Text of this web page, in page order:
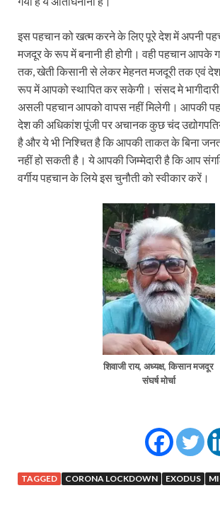
इस पहचान को खत्म करने के लिए पूरे देश में अपनी
मजदूर के रूप में बनानी ही होगी। वही पहचान आपके
तक, खेती किसानी से लेकर मेहनत मजदूरी तक एवं देश
रूप में आपको स्थापित कर सकेगी। संसद मे
असली पहचान आपको वापस नहीं मिलेगी। आपकी
देश की अधिकांश पूंजी पर अचानक कुछ चंद
है और ये भी निश्चित है कि आपकी ताकत के बिना
नहीं हो सकती है। ये आपकी जिम्मेदारी है कि आप
वर्गीय पहचान के लिये इस चुनौती को स्वीकार करें।
शिवाजी राय, अध्यक्ष, किसान मजदूर
संघर्ष मोर्चा
TAGGED CORONA LOCKDOWN EXODUS